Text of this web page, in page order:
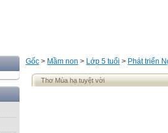
Gốc > Mầm non > Lớp 5 tuổi > Phát triển
Thơ Mùa hạ tuyệt vời